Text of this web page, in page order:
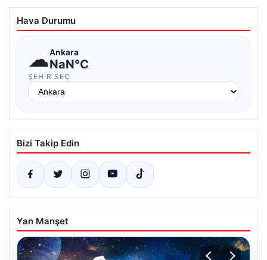
Hava Durumu
☁Ankara
NaN°C
ŞEHIR SEÇ
Bizi Takip Edin
Yan Manşet